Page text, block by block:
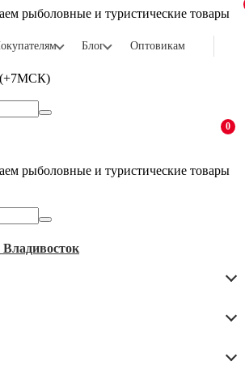
рыболовные и туристические товары
Блог Оптовикам
(+7МСК)
0
рыболовные и туристические товары
Владивосток